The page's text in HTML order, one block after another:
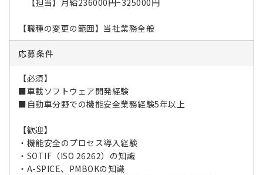
【担当】月給236000円−325000円
【職種の変更の範囲】当社業務全般
応募条件
【必須】
■車載ソフトウェア開発経験
■自動車分野での機能安全業務経験5年以上
【歓迎】
・機能安全のプロセス導入経験
・SOTIF（ISO 26262）の知識
・A-SPICE、PMBOKの知識